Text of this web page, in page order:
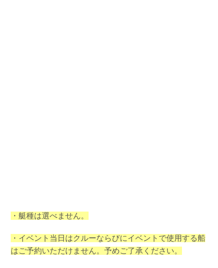
・艇種は選べません。
・イベント当日はクルーならびにイベントで使用する船
はご予約いただけません。予めご了承ください。